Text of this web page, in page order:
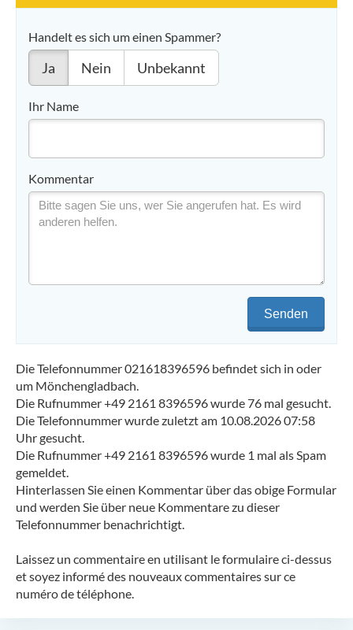
Handelt es sich um einen Spammer?
Ja Nein Unbekannt
Ihr Name
Kommentar
Senden
Die Telefonnummer 021618396596 befindet sich in oder
um Mönchengladbach.
Die Rufnummer +49 2161 8396596 wurde 76 mal gesucht.
Die Telefonnummer wurde zuletzt am 10.08.2026 07:58
Uhr gesucht.
Die Rufnummer +49 2161 8396596 wurde 1 mal als Spam
gemeldet.
Hinterlassen Sie einen Kommentar über das obige Formular
und werden Sie über neue Kommentare zu dieser
Telefonnummer benachrichtigt.
Laissez un commentaire en utilisant le formulaire ci-dessus
et soyez informé des nouveaux commentaires sur ce
numéro de téléphone.